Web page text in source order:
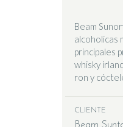
Beam
alcoholicas
principales
whisky
ron y
CLIENTE